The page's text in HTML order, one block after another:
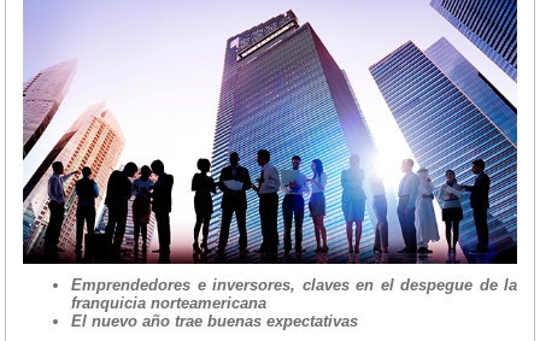
Emprendedores e inversores, claves en el despegue de la
franquicia norteamericana
El nuevo año trae buenas expectativas